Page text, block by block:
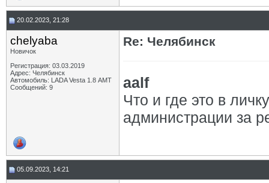
20.02.2023, 21:28
chelyaba
Новичок
Регистрация: 03.03.2019
Адрес: Челябинск
Автомобиль: LADA Vesta 1.8 АМТ
Сообщений: 9
Re: Челябинск
aalf
Что и где это в
администрации за
05.09.2023, 14:21